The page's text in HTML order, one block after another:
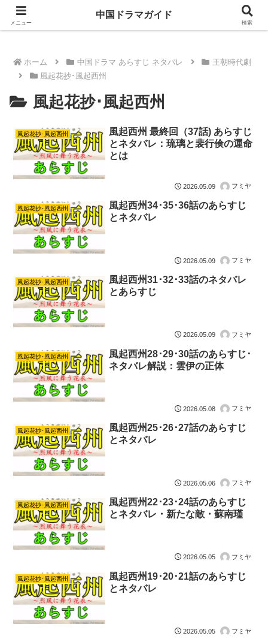
ドラマは歴史を知るともっと面白い！
ホーム 中国ドラマ あらすじ ネタバレ
王朝時代劇
風起花抄･風起西州
風起花抄･風起西州
風起花抄･風起西州
風起西州 最終回（37話) あらすじ
とネタバレ：琉璃と裴行倹の運命
とは
2026.05.09 フミヤ
風起花抄･風起西州
風起西州34･35･36話のあらすじ
とネタバレ
2026.05.09 フミヤ
風起花抄･風起西州
風起西州31･32･33話のネタバレ
とあらすじ
2026.05.09 フミヤ
風起花抄･風起西州
風起西州28･29･30話のあらすじ･
ネタバレ解説：雲伊の正体
2026.05.08 フミヤ
風起花抄･風起西州
風起西州25･26･27話のあらすじ
とネタバレ
2026.05.06 フミヤ
風起花抄･風起西州
風起西州22･23･24話のあらすじ
とネタバレ・新たな敵・蘇南瑾
2026.05.05 フミヤ
風起花抄･風起西州
風起西州19･20･21話のあらすじ
とネタバレ
2026.05.05 フミヤ
メニュー
中国ドラマガイド
検索